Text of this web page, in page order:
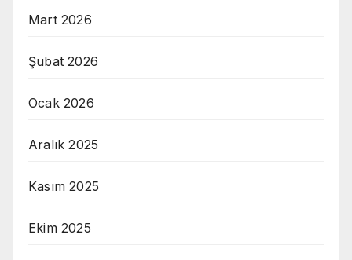
Mart 2026
Şubat 2026
Ocak 2026
Aralık 2025
Kasım 2025
Ekim 2025